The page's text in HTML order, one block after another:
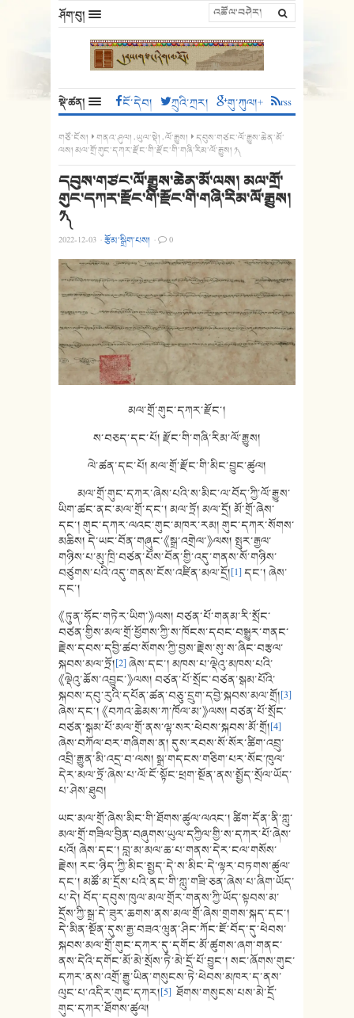
ཤོག་བུ།
སྡེ་ཚན། ངོ་དེབ། ཀྲུའི་ཀྲར། གུ་ཀུལ།+ rss
གཙོ་ངོས། གནའ་ཤུལ།,ཡུལ་སྡེ།,ལོ་རྒྱུས།
དབུས་གཙང་ལོ་རྒྱུས་ཆེན་མོ་
ལས། མལ་གྲོ་གུང་དཀར་རྫོང་གི་རྫོང་གི་གཞི་རིམ་ལོ་རྒྱུས། ༡༽
དབུས་གཙང་ལོ་རྒྱུས་ཆེན་མོ་ལས། མལ་གྲོ་
གུང་དཀར་རྫོང་གི་རྫོང་གི་གཞི་རིམ་ལོ་རྒྱུས།
༡༽
2022-12-03 ·རྩོམ་སྒྲིག་པས། · 0
མལ་གྲོ་གུང་དཀར་རྫོང་།
ས་བཅད་དང་པོ། རྫོང་གི་གཞི་རིམ་ལོ་རྒྱུས།
ལེ་ཚན་དང་པོ། མལ་གྲོ་རྫོང་གི་མིང་བྱུང་ཚུལ།
མལ་གྲོ་གུང་དཀར་ཞེས་པའི་ས་མིང་ལ་བོད་ཀྱི་ལོ་རྒྱུས་
ཡིག་ཚང་ནང་མལ་གྲོ་དང་། མལ་ཏྲོ། མལ་དྲོ། མོ་གྲོ་ཞེས་
དང་། གུང་དཀར་ལའང་གུང་མཁར་རམ། གུང་དཀར་སོགས་
མཆིས། དེ་ཡང་བོན་གཞུང་《སྒྲ་འགྲེལ་》ལས། སྤུར་རྒྱལ་
གཉིས་པ་མུ་ཁྲི་བཙན་པོས་བོན་གྱི་འདུ་གནས་སོ་གཉིས་
བཙུགས་པའི་འདུ་གནས་ངོས་འཛིན་མལ་དྲོ།[1]དང་། ཞེས་
དང་།
《ཏུན་ཧོང་གཏེར་ཡིག་》ལས། བཙན་པོ་གནམ་རི་སྲོང་
བཙན་གྱིས་མལ་གྲོ་ཕྱོགས་ཀྱི་ས་ཁོངས་དབང་བསྒྱུར་གནང་
རྗེས་དབས་དབྱི་ཚབ་སོགས་ཀྱི་བྱས་རྗེས་སུ་ས་ཞིང་བརྩལ་
སྐབས་མལ་ཏྲོ།[2]ཞེས་དང་། མཁས་པ་ལྡེའུ་མཁས་པའི་
《ལྡེའུ་ཆོས་འབྱུང་》ལས། བཙན་པོ་སྲོང་བཙན་སྒམ་པོའི་
སྐབས་དབུ་རུའི་དཔོན་ཚན་བཅུ་དྲུག་དབྱེ་སྐབས་མལ་གྲོ།[3]
ཞེས་དང་། 《བཀའ་ཆེམས་ཀ་ཁོལ་མ་》ལས། བཙན་པོ་སྲོང་
བཙན་སྒམ་པོ་མལ་གྲོ་ནས་ལྷ་སར་ཕེབས་སྐབས་མོ་གྲོ།[4]
ཞེས་བཀོལ་བར་གཞིགས་ན། དུས་རབས་སོ་སོར་ཚིག་འབྲུ་
འབྲི་རྒྱུན་མི་འདྲ་བ་ལས། སྒྲ་གདངས་གཅིག་པར་སོང་ཁུལ་
དེར་མལ་ཏྲོ་ཞེས་པ་ལོ་ངོ་སྟོང་ཕྲག་སྔོན་ནས་སྤྱོད་སྲོལ་ཡོད་
པ་ཤེས་ཐུབ།
ཡང་མལ་གྲོ་ཞེས་མིང་གི་ཐོགས་ཚུལ་ལའང་། ཚིག་དོན་ནི་ཀླུ་
མལ་གྲོ་གཟིལ་བྱིན་བཞུགས་ཡུལ་དཀྱིལ་གྱི་ས་དཀར་པོ་ཞེས་
པའོ། ཞེས་དང་། བླ་མ་མལ་ཆ་པ་གནས་དེར་ངལ་གསོས་
རྗེས། རང་ཉིད་ཀྱི་མིང་སྤྱད་དེ་ས་མིང་དེ་ལྟར་བཏགས་ཚུལ་
དང་། མཚོ་མ་དྲོས་པའི་ནང་གི་ཀླུ་གཟི་ཅན་ཞེས་པ་ཞིག་ཡོད་
པ་དེ། བོད་དབུས་ཁུལ་མལ་གྲོར་གནས་ཀྱི་ཡོད་སྟབས་མ་
དྲོས་ཀྱི་སྒྲ་དེ་ཟུར་ཆགས་ནས་མལ་གྲོ་ཞེས་གྲགས་སྐད་དང་།
དེ་མིན་སྔོན་དུས་རྒྱ་བཟའ་ཝུན་ཤིང་ཀོང་ཇོ་བོད་དུ་ཕེབས་
སྐབས་མལ་གྲོ་གུང་དཀར་དུ་དགོང་མོ་ཚུགས་ཞག་གནང་
ནས་དེའི་དགོང་མོ་མེ་སྲོས་ཏེ་མེ་དྲོ་པོ་བྱུང་། སང་ཞོགས་གུང་
དཀར་ནས་འགྲོ་རྒྱུ་ཡིན་གསུངས་ཏེ་ཕེབས་མཁར་ད་ནས་
ལུང་པ་འདིར་གུང་དཀར།[5] ཐོགས་གསུངས་པས་མེ་དྲོ་
གུང་དཀར་ཐོགས་ཚུལ།